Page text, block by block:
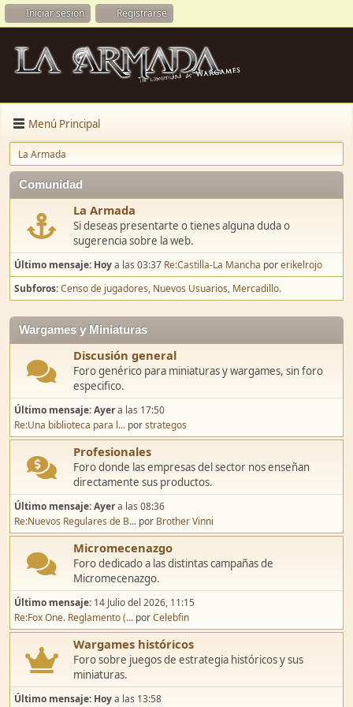
Iniciar sesión Registrarse
Menú Principal
La Armada
Comunidad
La Armada
Si deseas presentarte o tienes alguna duda o
sugerencia sobre la web.
Último mensaje: Hoya las 03:37 Re:Castilla-La Mancha porerikelrojo
Subforos Censo de jugadores Nuevos Usuarios Mercadillo.
Wargames y Miniaturas
Discusión general
Foro genérico para miniaturas y wargames, sin foro
especifico.
Último mensaje:Ayera las 17:50
Re:Una biblioteca para l... porstrategos
Profesionales
Foro donde las empresas del sector nos enseñan
directamente sus productos.
Último mensaje:Ayera las 08:36
Re:Nuevos Regulares de B... por Brother Vinni
Micromecenazgo
Foro dedicado a las distintas campañas de
Micromecenazgo.
Último mensaje: 14 Julio del 2026, 11:15
Re:Fox One. Reglamento (... porCelebfin
Wargames históricos
Foro sobre juegos de estrategia históricos y sus
miniaturas.
Último mensaje: Hoya las 13:58